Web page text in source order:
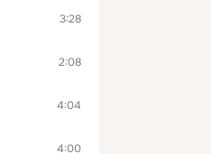
3:28
2:08
4:04
4:00